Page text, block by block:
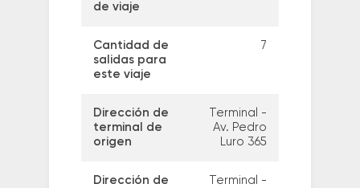
de viaje
Cantidad de
salidas para
este viaje
7
Dirección de
terminal de
origen
Terminal -
Av. Pedro
Luro 365
Dirección de
Terminal -